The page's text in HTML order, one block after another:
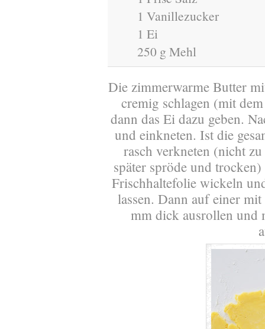
1 Vanillezucker
1 Ei
250 g Mehl
Die zimmerwarme Butter
cremig schlagen (mit
dann das Ei dazu geben.
und einkneten. Ist die
rasch verkneten (nicht
später spröde und
Frischhaltefolie wickeln
lassen. Dann auf einer
mm dick ausrollen und